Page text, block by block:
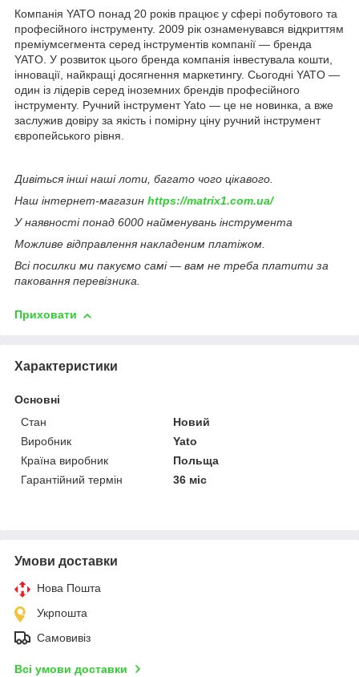
Компанія YATO понад 20 років працює у сфері побутового та
професійного інструменту. 2009 рік ознаменувався відкриттям
преміумсегмента серед інструментів компанії — бренда
YATO. У розвиток цього бренда компанія інвестувала кошти,
інновації, найкращі досягнення маркетингу. Сьогодні YATO —
один із лідерів серед іноземних брендів професійного
інструменту. Ручний інструмент Yato — це не новинка, а вже
заслужив довіру за якість і помірну ціну ручний інструмент
європейського рівня.
Дивіться інші наші лоти, багато чого цікавого.
Наш інтернет-магазин https://matrix1.com.ua/
У наявності понад 6000 найменувань інструмента
Можливе відправлення накладеним платіжом.
Всі посилки ми пакуємо самі — вам не треба платити за
паковання перевізника.
Приховати
Характеристики
Основні
Стан
Новий
Виробник
Yato
Країна виробник
Польща
Гарантійний термін
36 міс
Умови доставки
Нова Пошта
Укрпошта
Самовивіз
Всі умови доставки